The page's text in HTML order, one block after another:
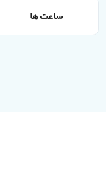
ساعت ها